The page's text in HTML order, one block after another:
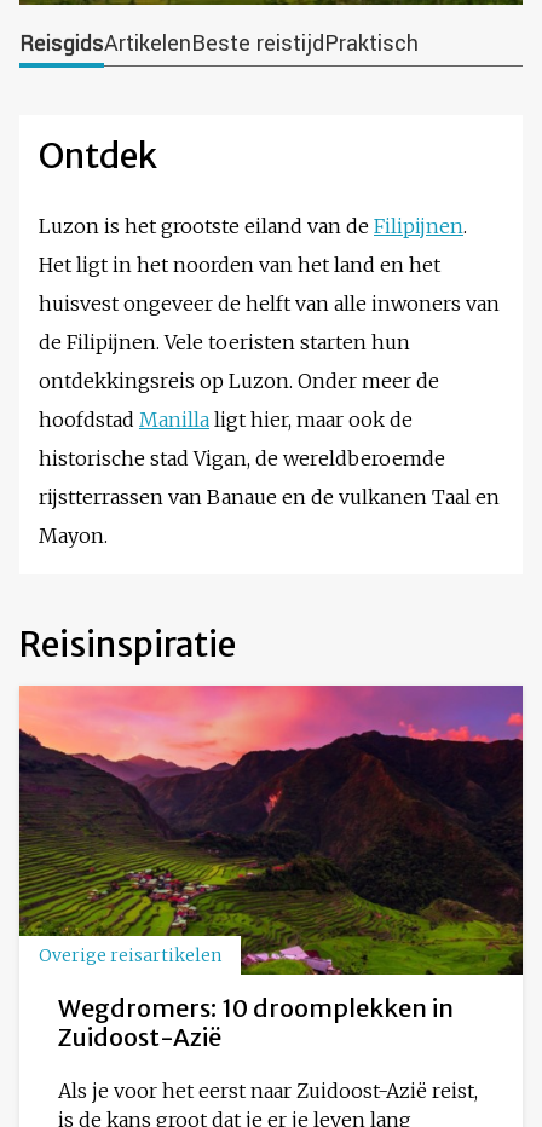
ReisgidsArtikelenBeste reistijdPraktisch
Ontdek
Luzon is het grootste eiland van de Filipijnen.
Het ligt in het noorden van het land en het
huisvest ongeveer de helft van alle inwoners van
de Filipijnen. Vele toeristen starten hun
ontdekkingsreis op Luzon. Onder meer de
hoofdstad Manilla ligt hier, maar ook de
historische stad Vigan, de wereldberoemde
rijstterrassen van Banaue en de vulkanen Taal en
Mayon.
Reisinspiratie
Overige reisartikelen
Wegdromers: 10 droomplekken in
Zuidoost-Azië
Als je voor het eerst naar Zuidoost-Azië reist,
is de kans groot dat je er je leven lang